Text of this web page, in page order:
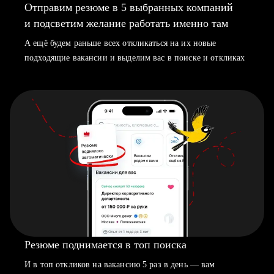
Отправим резюме в 5 выбранных компаний
и подсветим желание работать именно там
А ещё будем раньше всех откликаться на их новые
подходящие вакансии и выделим вас в поиске и откликах
Резюме поднимается в топ поиска
И в топ откликов на вакансию 5 раз в день — вам